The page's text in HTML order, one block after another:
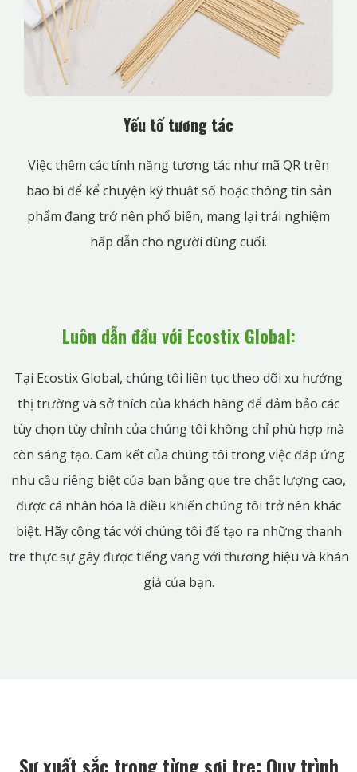
Yếu tố tương tác
Việc thêm các tính năng tương tác như mã QR trên
bao bì để kể chuyện kỹ thuật số hoặc thông tin sản
phẩm đang trở nên phổ biến, mang lại trải nghiệm
hấp dẫn cho người dùng cuối.
Luôn dẫn đầu với Ecostix Global:
Tại Ecostix Global, chúng tôi liên tục theo dõi xu hướng
thị trường và sở thích của khách hàng để đảm bảo các
tùy chọn tùy chỉnh của chúng tôi không chỉ phù hợp mà
còn sáng tạo. Cam kết của chúng tôi trong việc đáp ứng
nhu cầu riêng biệt của bạn bằng que tre chất lượng cao,
được cá nhân hóa là điều khiến chúng tôi trở nên khác
biệt. Hãy cộng tác với chúng tôi để tạo ra những thanh
tre thực sự gây được tiếng vang với thương hiệu và khán
giả của bạn.
Sự xuất sắc trong từng sợi tre: Quy trình